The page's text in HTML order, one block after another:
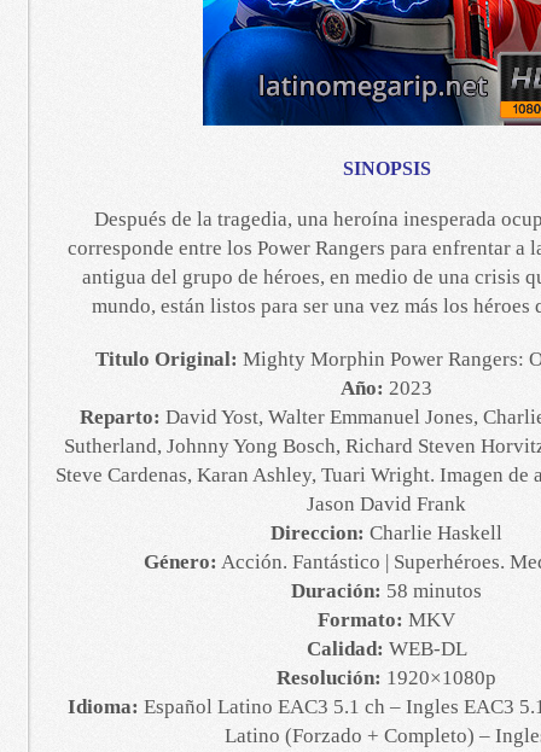
SINOPSIS
Después de la tragedia, una heroína inesperada
corresponde entre los Power Rangers para enfrentar a
antigua del grupo de héroes, en medio de una crisis
mundo, están listos para ser una vez más los héroes
Titulo Original: Mighty Morphin Power Rangers:
Año: 2023
Reparto: David Yost, Walter Emmanuel Jones,
Sutherland, Johnny Yong Bosch, Richard Steven
Steve Cardenas, Karan Ashley, Tuari Wright. Imagen
Jason David Frank
Direccion: Charlie Haskell
Género: Acción. Fantástico | Superhéroes.
Duración: 58 minutos
Formato: MKV
Calidad: WEB-DL
Resolución: 1920×1080p
Idioma: Español Latino EAC3 5.1 ch – Ingles EAC3
Latino (Forzado + Completo) –